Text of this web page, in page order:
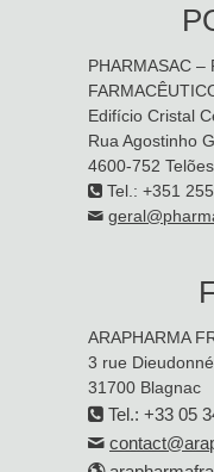
PHARMASAC –
Edifício Cristal
Rua Agostinho
4600-752
Tel.: +351
ARAPHARMA
3 rue
31700 Blagnac
Tel.: +33 05